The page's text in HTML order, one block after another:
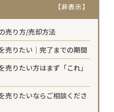
売り方/売却方法
売りたい｜完了までの期間
売りたい方はまず「これ」
売りたいならご相談くださ